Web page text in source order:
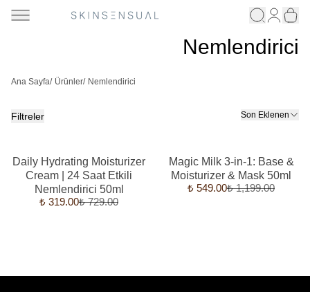
Nemlendirici
Ana Sayfa/ Ürünler/ Nemlendirici
Filtreler Son Eklenen
Daily Hydrating Moisturizer
Cream | 24 Saat Etkili
Nemlendirici 50ml
₺ 319.00₺ 729.00
Magic Milk 3-in-1: Base &
Moisturizer & Mask 50ml
₺ 549.00₺ 1,199.00